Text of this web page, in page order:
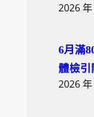
2026
6月滿
體檢引
2026